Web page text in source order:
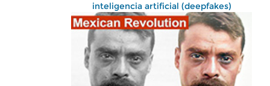
inteligencia artificial (deepfakes)